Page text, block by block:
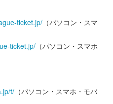
ticket.jp/ （パソコン・スマ
ticket.jp/ （パソコン・スマホ
t/ （パソコン・スマホ・モバ